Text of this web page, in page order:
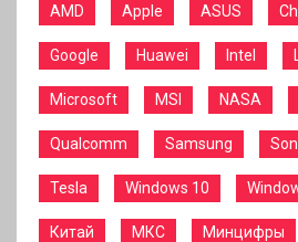
AMD Apple ASUS
Google Huawei Intel
Microsoft MSI NASA
Qualcomm Samsung
Tesla Windows 10
Китай МКС Минцифры